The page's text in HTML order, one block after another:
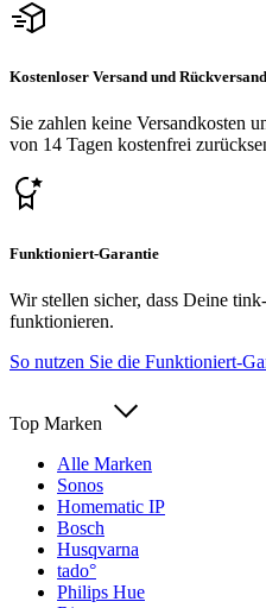
Kostenloser Versand und Rückversand
Sie zahlen keine Versandkosten
von 14 Tagen kostenfrei
Funktioniert-Garantie
Wir stellen sicher, dass Deine
funktionieren.
So nutzen Sie die Funktioniert-
Top Marken
Alle Marken
Sonos
Homematic IP
Bosch
Husqvarna
tado°
Philips Hue